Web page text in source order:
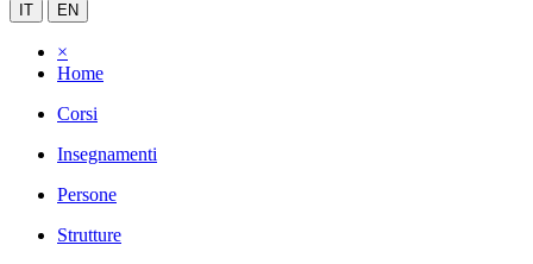
IT EN
×
Home
Corsi
Insegnamenti
Persone
Strutture